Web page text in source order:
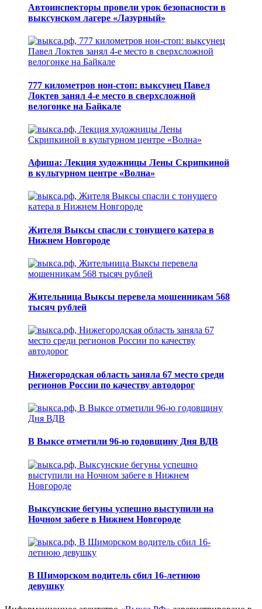
Автоинспекторы провели урок безопасности в
выксунском лагере «Лазурный»
777 километров нон-стоп: выксунец Павел
Локтев занял 4-е место в сверхсложной
велогонке на Байкале
Афиша: Лекция художницы Лены Скрипкиной
в культурном центре «Волна»
Жителя Выксы спасли с тонущего катера в
Нижнем Новгороде
Жительница Выксы перевела мошенникам 568
тысяч рублей
Нижегородская область заняла 67 место среди
регионов России по качеству автодорог
В Выксе отметили 96-ю годовщину Дня ВДВ
Выксунские бегуны успешно выступили на
Ночном забеге в Нижнем Новгороде
В Шиморском водитель сбил 16-летнюю
девушку